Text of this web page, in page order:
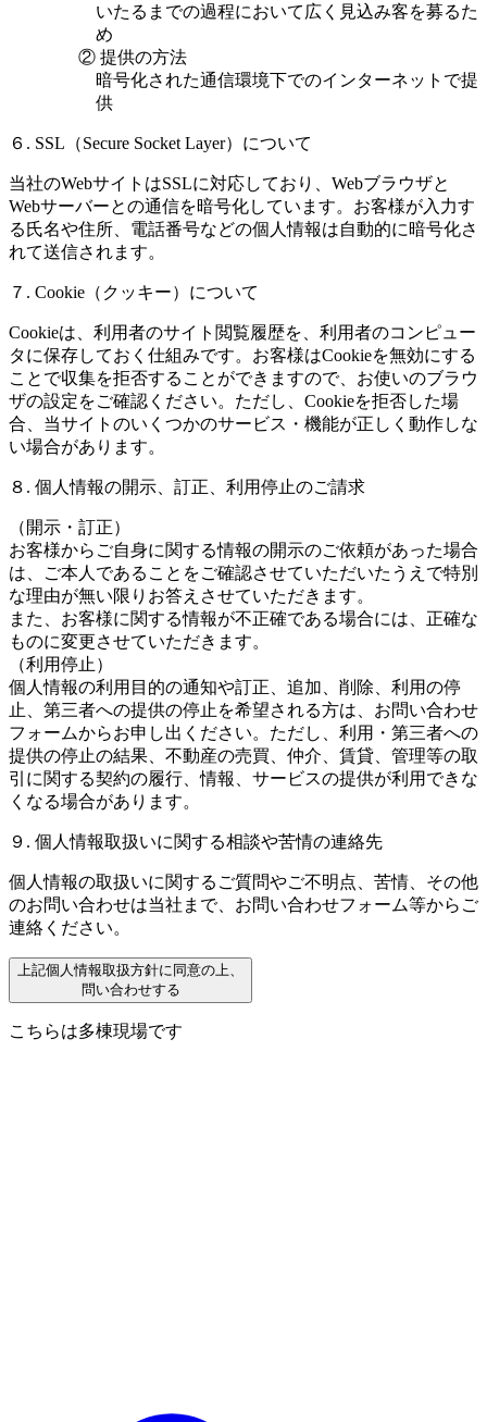
いたるまでの過程において広く見込み客を募るた
め
② 提供の方法
暗号化された通信環境下でのインターネットで提
供
６. SSL（Secure Socket Layer）について
当社のWebサイトはSSLに対応しており、Webブラウザと
Webサーバーとの通信を暗号化しています。お客様が入力す
る氏名や住所、電話番号などの個人情報は自動的に暗号化さ
れて送信されます。
７. Cookie（クッキー）について
Cookieは、利用者のサイト閲覧履歴を、利用者のコンピュー
タに保存しておく仕組みです。お客様はCookieを無効にする
ことで収集を拒否することができますので、お使いのブラウ
ザの設定をご確認ください。ただし、Cookieを拒否した場
合、当サイトのいくつかのサービス・機能が正しく動作しな
い場合があります。
８. 個人情報の開示、訂正、利用停止のご請求
（開示・訂正）
お客様からご自身に関する情報の開示のご依頼があった場合
は、ご本人であることをご確認させていただいたうえで特別
な理由が無い限りお答えさせていただきます。
また、お客様に関する情報が不正確である場合には、正確な
ものに変更させていただきます。
（利用停止）
個人情報の利用目的の通知や訂正、追加、削除、利用の停
止、第三者への提供の停止を希望される方は、お問い合わせ
フォームからお申し出ください。ただし、利用・第三者への
提供の停止の結果、不動産の売買、仲介、賃貸、管理等の取
引に関する契約の履行、情報、サービスの提供が利用できな
くなる場合があります。
９. 個人情報取扱いに関する相談や苦情の連絡先
個人情報の取扱いに関するご質問やご不明点、苦情、その他
のお問い合わせは当社まで、お問い合わせフォーム等からご
連絡ください。
上記個人情報取扱方針に同意の上、
問い合わせする
こちらは多棟現場です